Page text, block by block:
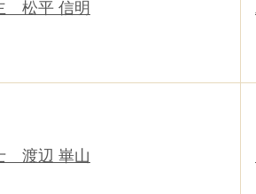
松平 信明
渡辺 崋山